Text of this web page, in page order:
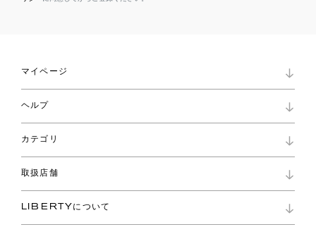
マイページ
ロイヤリティプログラム
パスワード再設定
ショッピングバッグ
ヘルプ
お問い合わせ
よくあるご質問
ご利用ガイド
カテゴリ
コレクション
ファブリックス
バッグ
取扱店舗
リバティ・ファブリックス
LIBERTYについて